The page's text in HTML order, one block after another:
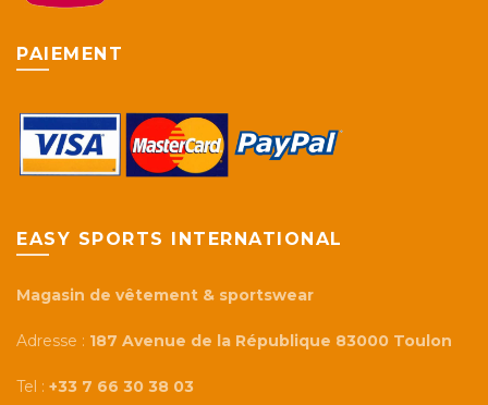
PAIEMENT
EASY SPORTS INTERNATIONAL
Magasin de vêtement & sportswear
Adresse : 187 Avenue de la République 83000 Toulon
Tel : +33 7 66 30 38 03